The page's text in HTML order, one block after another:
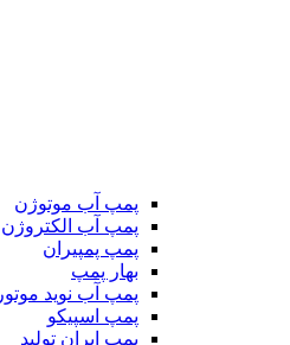
پمپ آب موتوژن
پمپ آب الکتروژن
پمپ پمپیران
بهار پمپ
پمپ آب نوید موتور
پمپ اسپیکو
پمپ ایران تولید